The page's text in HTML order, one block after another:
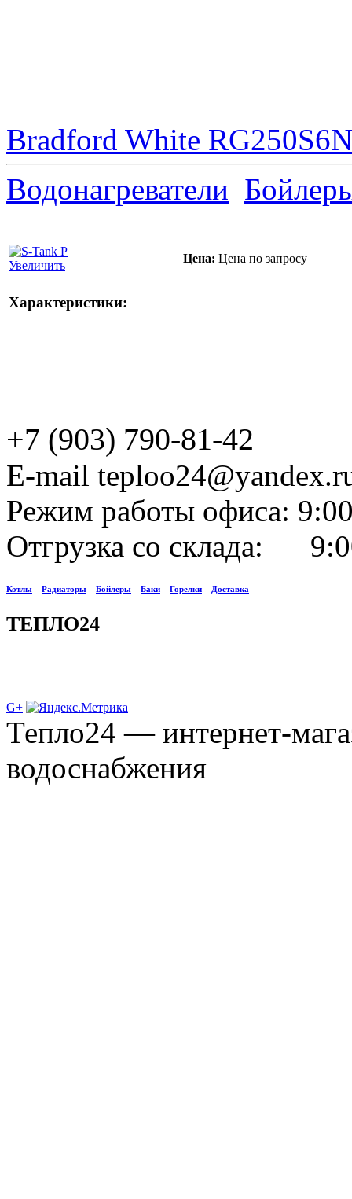
Bradford White
Водонагреватели
Увеличить
Цена: Цена по запросу
Характеристики:
+7 (903) 790-81-42
E-mail
Режим работы офиса:
Отгрузка со склада:
Котлы Радиаторы Бойлеры Баки Горелки Доставка
ТЕПЛО24
G+
Тепло24 — интернет-
водоснабжения